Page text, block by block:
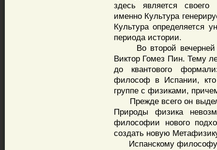
здесь является своего
именно Культура
Культура определяется
периода истории.
Во второй вечерней
Виктор Гомез Пин. Тему
до квантового
философ в Испании, кто
группе с физиками,
Прежде всего он
Природы физика
философии нового
создать новую
Испанскому философу